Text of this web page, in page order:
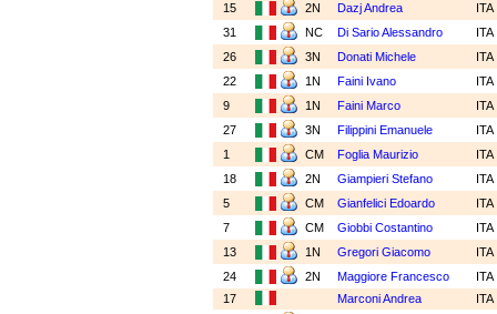
15
2N Dazj Andrea
ITA
31
NC Di Sario Alessandro
ITA
26
3N Donati Michele
ITA
22
1N Faini Ivano
ITA
9
1N Faini Marco
ITA
27
3N Filippini Emanuele
ITA
1
CM Foglia Maurizio
ITA
18
2N Giampieri Stefano
ITA
5
CM Gianfelici Edoardo
ITA
7
CM Giobbi Costantino
ITA
13
1N Gregori Giacomo
ITA
24
2N Maggiore Francesco
ITA
17
Marconi Andrea
ITA